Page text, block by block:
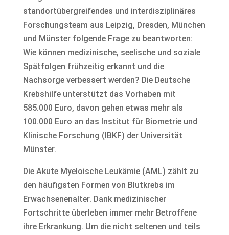
standortübergreifendes und interdisziplinäres
Forschungsteam aus Leipzig, Dresden, München
und Münster folgende Frage zu beantworten:
Wie können medizinische, seelische und soziale
Spätfolgen frühzeitig erkannt und die
Nachsorge verbessert werden? Die Deutsche
Krebshilfe unterstützt das Vorhaben mit
585.000 Euro, davon gehen etwas mehr als
100.000 Euro an das Institut für Biometrie und
Klinische Forschung (IBKF) der Universität
Münster.
Die Akute Myeloische Leukämie (AML) zählt zu
den häufigsten Formen von Blutkrebs im
Erwachsenenalter. Dank medizinischer
Fortschritte überleben immer mehr Betroffene
ihre Erkrankung. Um die nicht seltenen und teils